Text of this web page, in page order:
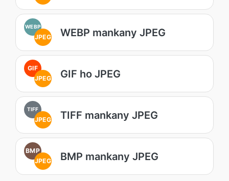
WEBP
JPEG WEBP mankany JPEG
GIF
JPEG
GIF ho JPEG
TIFF
JPEG TIFF mankany JPEG
BMP
JPEG
BMP mankany JPEG